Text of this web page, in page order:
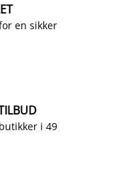
en sikker
i 49